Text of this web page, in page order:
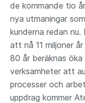
de kommande tio
nya utmaningar
kunderna redan nu.
att nå 11 miljoner
80 år beräknas
verksamheter att
processer och
uppdrag kommer